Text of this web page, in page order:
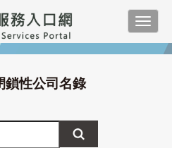
鎖性公司名錄